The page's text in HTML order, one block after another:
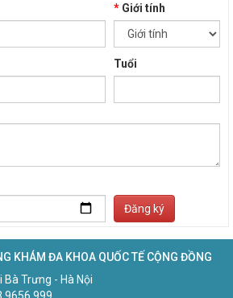
*Giới tính
Tuổi
Đăng ký
KHÁM ĐA KHOA QUỐC TẾ CỘNG ĐỒNG
Bà Trưng - Hà Nội